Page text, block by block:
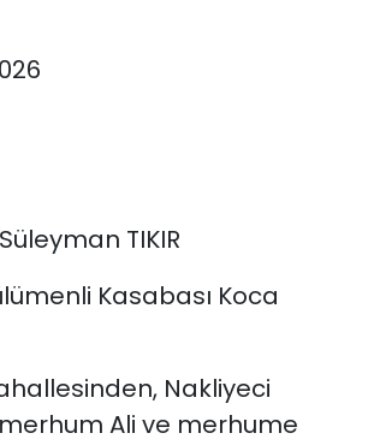
TIKIR
Kasabası Koca
Nakliyeci
Ali ve merhume